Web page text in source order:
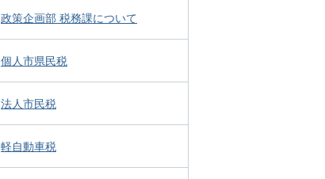
政策企画部 税務課について
個人市県民税
法人市民税
軽自動車税